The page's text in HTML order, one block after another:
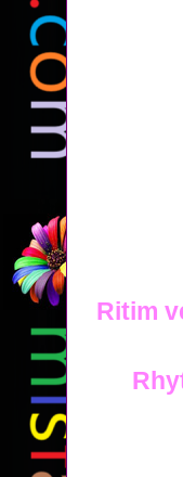
Ritim